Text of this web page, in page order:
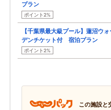
プラン
ポイント2%
【千葉県最大級プール】蓮沼ウ
デンチケット付 宿泊プラン
ポイント2%
この施設と